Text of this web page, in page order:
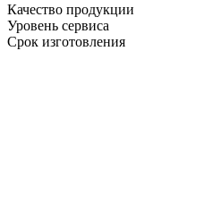
Качество продукции
Уровень сервиса
Срок изготовления